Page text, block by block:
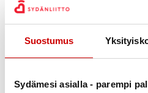
Suostumus
Sydämesi asialla - parempi
Categories
Ei kategorioita
Archive